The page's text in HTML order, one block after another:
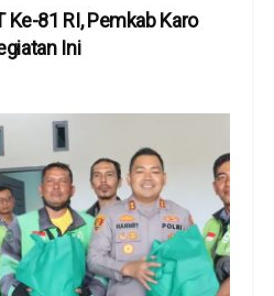
Ke-81 RI, Pemkab Karo
Ini